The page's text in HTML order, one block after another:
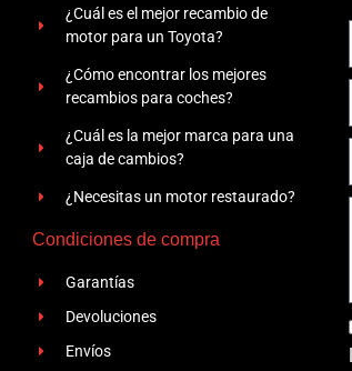
¿Cuál es el mejor recambio de
motor para un Toyota?
¿Cómo encontrar los mejores
recambios para coches?
¿Cuál es la mejor marca para una
caja de cambios?
¿Necesitas un motor restaurado?
Condiciones de compra
Garantías
Devoluciones
Envíos